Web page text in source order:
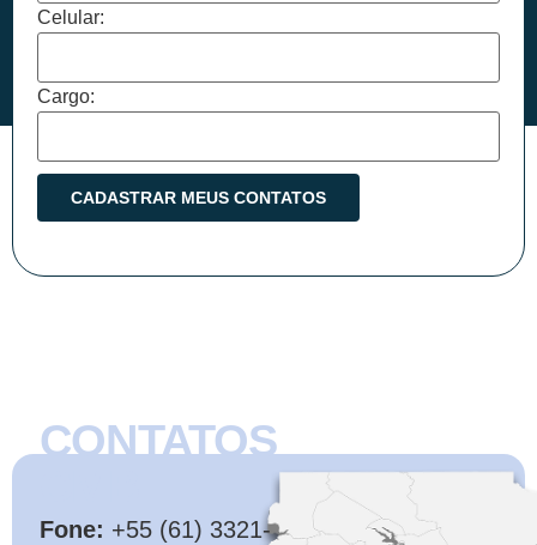
Celular:
Cargo:
CONTATOS
Fone: +55 (61) 3321-